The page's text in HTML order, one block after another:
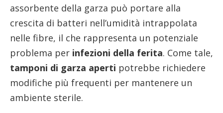
assorbente della garza può portare alla
crescita di batteri nell’umidità intrappolata
nelle fibre, il che rappresenta un potenziale
problema per infezioni della ferita. Come tale,
tamponi di garza aperti potrebbe richiedere
modifiche più frequenti per mantenere un
ambiente sterile.